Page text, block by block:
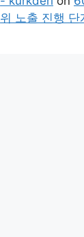
위 노출 진행 단